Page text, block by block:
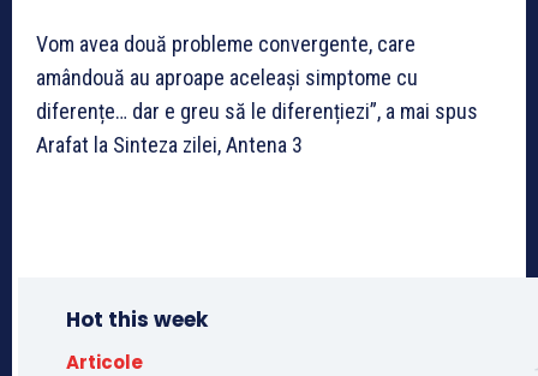
Vom avea două probleme convergente, care
amândouă au aproape aceleași simptome cu
diferențe… dar e greu să le diferențiezi”, a mai spus
Arafat la Sinteza zilei, Antena 3
Hot this week
Articole